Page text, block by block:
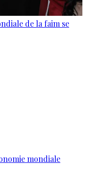
de la faim se
mondiale